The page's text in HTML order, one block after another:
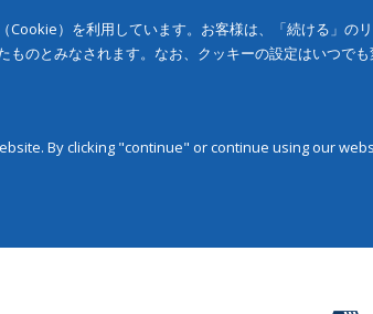
）を利用しています。お客様は、「続ける」の
のとみなされます。なお、クッキーの設定はいつでも
By clicking "continue" or continue using our